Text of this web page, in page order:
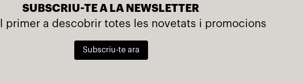
SUBSCRIU-TE A LA NEWSLETTER
primer a descobrir totes les novetats i promocions
Subscriu-te ara